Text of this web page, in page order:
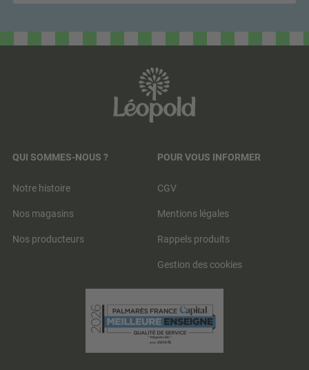
QUI SOMMES-NOUS ?
Notre histoire
Nos magasins
Nos producteurs
POUR VOUS INFORMER
CGV
Mentions légales
Rappels produits
Gestion des cookies